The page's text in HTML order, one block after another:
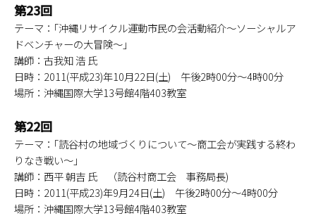
第23回
テーマ：｢沖縄リサイクル運動市民の会活動紹介～ソーシャルア
ドベンチャーの大冒険～｣
講師：古我知 浩 氏
日時：2011(平成23)年10月22日(土) 午後2時00分～4時00分
場所：沖縄国際大学13号館4階403教室
第22回
テーマ：｢読谷村の地域づくりについて～商工会が実践する終わ
りなき戦い～｣
講師：西平 朝吉 氏 （読谷村商工会 事務局長)
日時：2011(平成23)年9月24日(土) 午後2時00分～4時00分
場所：沖縄国際大学13号館4階403教室